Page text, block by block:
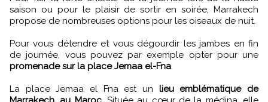
saison ou pour le plaisir de sortir en soirée, Marrakech
propose de nombreuses options pour les oiseaux de nuit.
Pour vous détendre et vous dégourdir les jambes en fin
de journée, vous pouvez par exemple opter pour une
promenade sur la place Jemaa el-Fna.
La place Jemaa el Fna est un lieu emblématique de